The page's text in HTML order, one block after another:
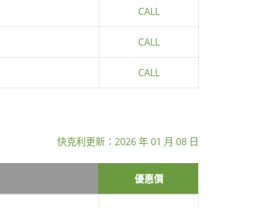
CALL
CALL
CALL
快克利更新： 2026 年 01 月 08 日
優惠價